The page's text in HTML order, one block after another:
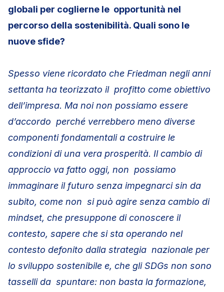
globali per coglierne le opportunità nel
percorso della sostenibilità. Quali sono le
nuove sfide?
Spesso viene ricordato che Friedman negli anni
settanta ha teorizzato il profitto come obiettivo
dell’impresa. Ma noi non possiamo essere
d’accordo perché verrebbero meno diverse
componenti fondamentali a costruire le
condizioni di una vera prosperità. Il cambio di
approccio va fatto oggi, non possiamo
immaginare il futuro senza impegnarci sin da
subito, come non si può agire senza cambio di
mindset, che presuppone di conoscere il
contesto, sapere che si sta operando nel
contesto defonito dalla strategia nazionale per
lo sviluppo sostenibile e, che gli SDGs non sono
tasselli da spuntare: non basta la formazione,